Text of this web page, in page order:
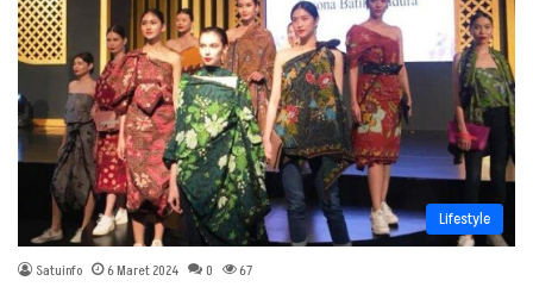
Lifestyle
Satuinfo 6 Maret 2024 0 67